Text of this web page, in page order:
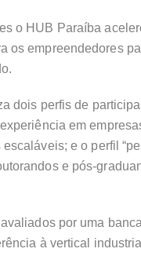
o HUB Paraíba
os empreendedores
dois perfis de
em
e o perfil
e pós-
por uma
à vertical